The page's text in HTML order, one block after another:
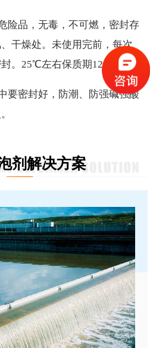
险品，无毒，不可燃，密封存
干燥处。未使用完前，每次
。 25℃左右保质期12个月。
要密封好，防潮、防强碱强酸
剂解决方案